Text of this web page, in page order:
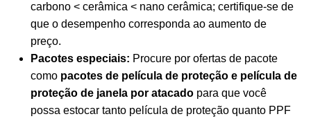
carbono < cerâmica < nano cerâmica; certifique-se de
que o desempenho corresponda ao aumento de
preço.
Pacotes especiais: Procure por ofertas de pacote
como pacotes de película de proteção e película de
proteção de janela por atacado para que você
possa estocar tanto película de proteção quanto PPF